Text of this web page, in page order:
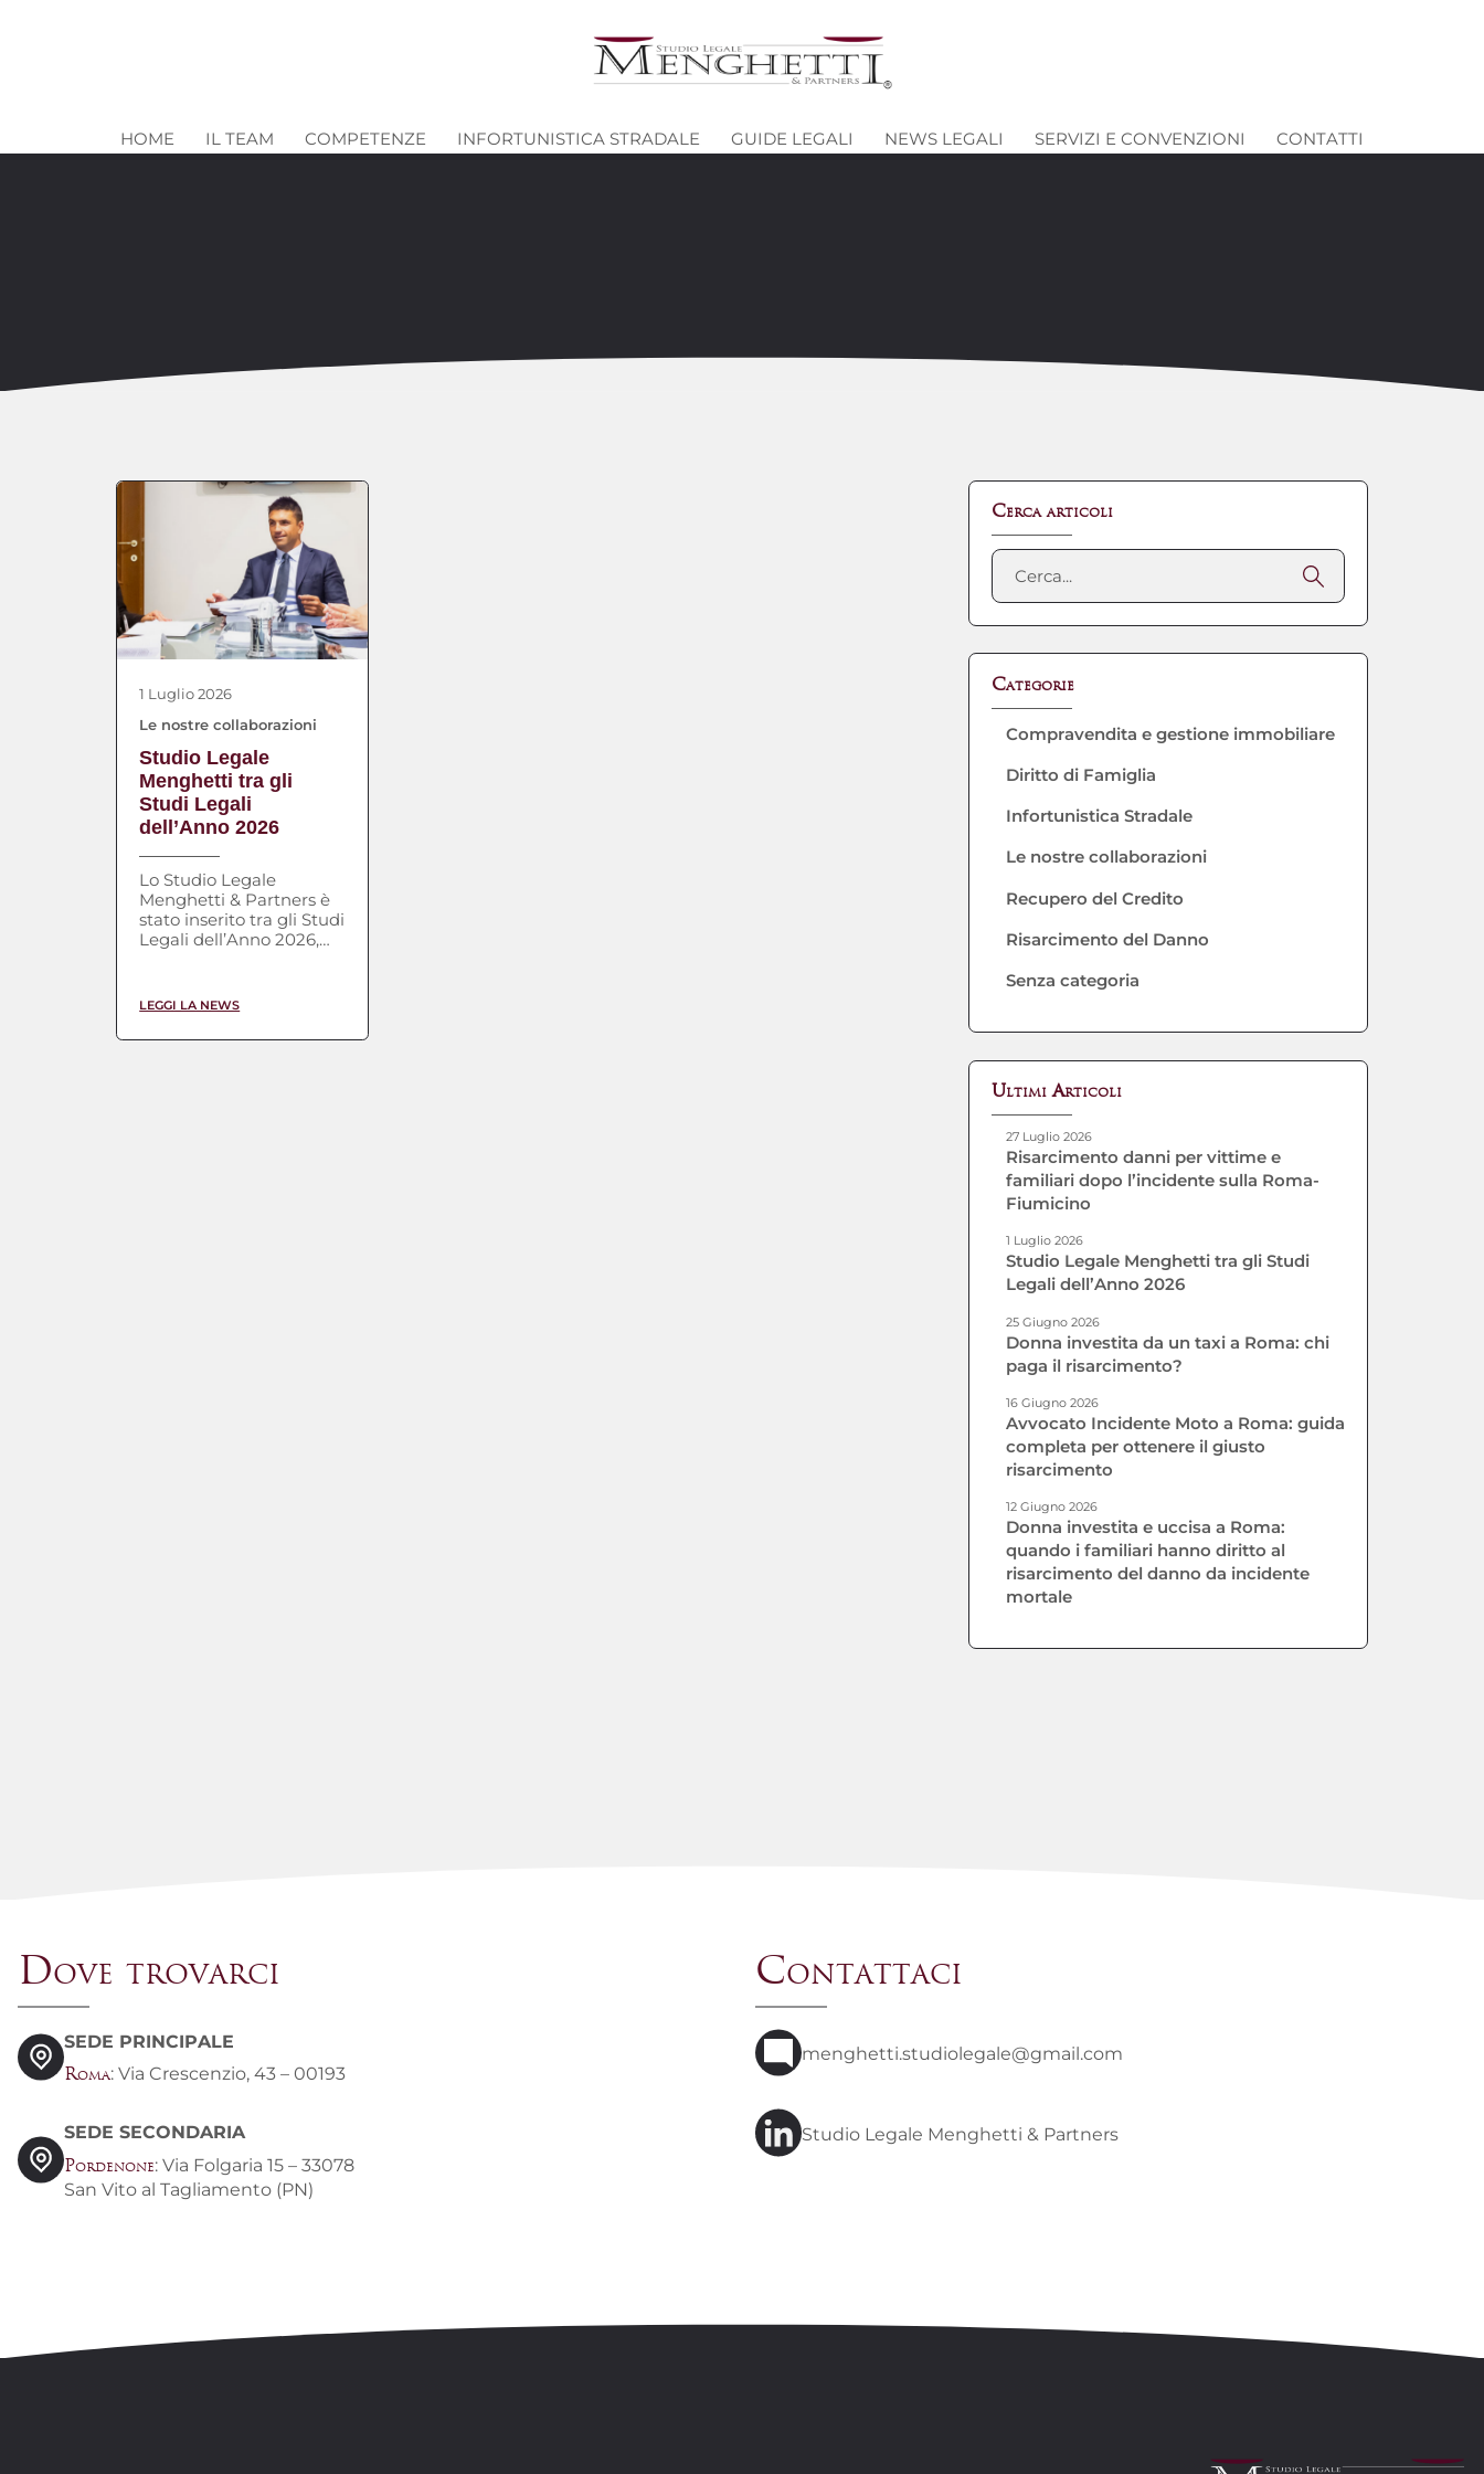
HOME IL TEAM COMPETENZE INFORTUNISTICA STRADALE GUIDE LEGALI NEWS LEGALI SERVIZI E CONVENZIONI CONTATTI
1 Luglio 2026
Le nostre collaborazioni
Studio Legale
Menghetti tra gli
Studi Legali
dell’Anno 2026
Lo Studio Legale
Menghetti & Partners è
stato inserito tra gli Studi
Legali dell’Anno 2026,
importante segnale […]
LEGGI LA NEWS
Cerca articoli
Categorie
Compravendita e gestione immobiliare
Diritto di Famiglia
Infortunistica Stradale
Le nostre collaborazioni
Recupero del Credito
Risarcimento del Danno
Senza categoria
Ultimi Articoli
Risarcimento danni per vittime e
familiari dopo l’incidente sulla Roma-
Fiumicino
27 Luglio 2026
Studio Legale Menghetti tra gli Studi
Legali dell’Anno 2026
1 Luglio 2026
Donna investita da un taxi a Roma: chi
paga il risarcimento?
25 Giugno 2026
Avvocato Incidente Moto a Roma: guida
completa per ottenere il giusto
risarcimento
16 Giugno 2026
Donna investita e uccisa a Roma:
quando i familiari hanno diritto al
risarcimento del danno da incidente
mortale
12 Giugno 2026
Dove trovarci
SEDE PRINCIPALE
Roma: Via Crescenzio, 43 – 00193
SEDE SECONDARIA
Pordenone: Via Folgaria 15 – 33078
San Vito al Tagliamento (PN)
Contattaci
menghetti.studiolegale@gmail.com
Studio Legale Menghetti & Partners